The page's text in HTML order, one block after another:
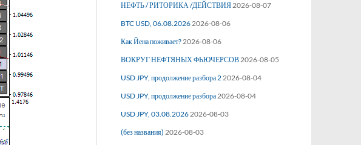
НЕФТЬ / РИТОРИКА /ДЕЙСТВИЯ2026-08-07
BTC USD, 06.08.20262026-08-06
Как Йена поживает?2026-08-06
ВОКРУГ НЕФТЯНЫХ ФЬЮЧЕРСОВ2026-08-05
USD JPY, продолжение разбора 22026-08-04
USD JPY, продолжение разбора2026-08-04
USD JPY, 03.08.20262026-08-03
(без названия) 2026-08-03